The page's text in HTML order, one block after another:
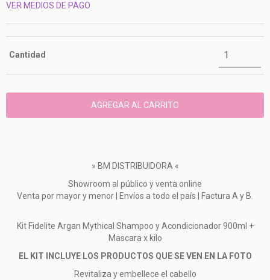
VER MEDIOS DE PAGO
Cantidad
» BM DISTRIBUIDORA «
Showroom al público y venta online
Venta por mayor y menor | Envíos a todo el país | Factura A y B.
Kit Fidelite Argan Mythical Shampoo y Acondicionador 900ml +
Mascara x kilo
EL KIT INCLUYE LOS PRODUCTOS QUE SE VEN EN LA FOTO
Revitaliza y embellece el cabello